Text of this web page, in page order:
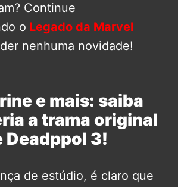
Continue
o Legado da Marvel
nenhuma novidade!
e mais: saiba
a trama original
Deadppol 3!
de estúdio, é claro que